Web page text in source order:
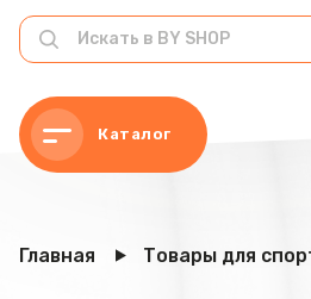
Каталог
Главная Товары для